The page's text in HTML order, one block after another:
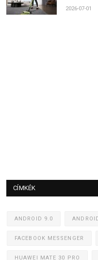
2026-07-01
CÍMKÉK
ANDROID 9.0
FACEBOOK MESSENGER
HUAWEI MATE 30 PRO